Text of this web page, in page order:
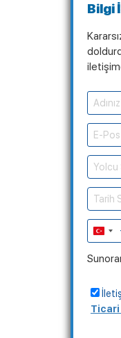
Bilgi
Yolcu
Tarih
Ticari